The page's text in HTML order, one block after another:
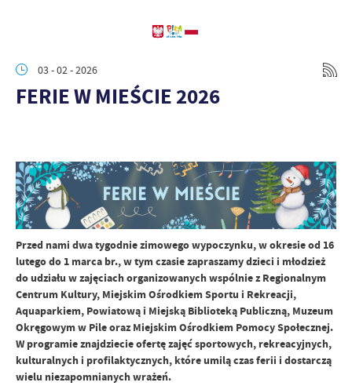
03 - 02 - 2026
FERIE W MIEŚCIE 2026
Przed nami dwa tygodnie zimowego wypoczynku, w okresie od 16
lutego do 1 marca br., w tym czasie zapraszamy dzieci i młodzież
do udziału w zajęciach organizowanych wspólnie z Regionalnym
Centrum Kultury, Miejskim Ośrodkiem Sportu i Rekreacji,
Aquaparkiem, Powiatową i Miejską Biblioteką Publiczną, Muzeum
Okręgowym w Pile oraz Miejskim Ośrodkiem Pomocy Społecznej.
W programie znajdziecie ofertę zajęć sportowych, rekreacyjnych,
kulturalnych i profilaktycznych, które umilą czas ferii i dostarczą
wielu niezapomnianych wrażeń.